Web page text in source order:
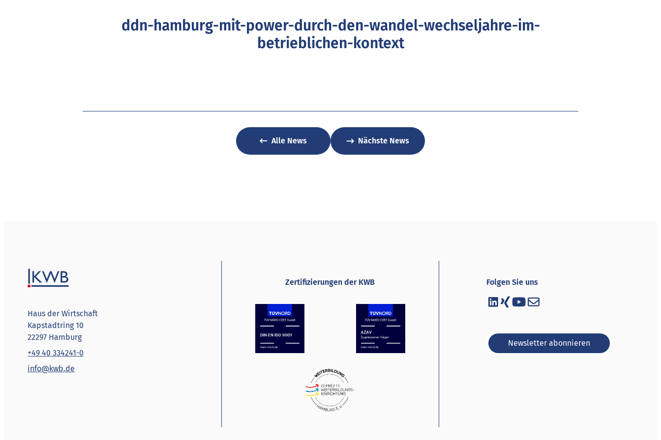
ddn-hamburg-mit-power-durch-den-wandel-wechseljahre-im-
betrieblichen-kontext
Alle News Nächste News
Haus der Wirtschaft
Kapstadtring 10
22297 Hamburg
+49 40 334241-0
info@kwb.de
Zertifizierungen der KWB Folgen Sie uns
Newsletter abonnieren